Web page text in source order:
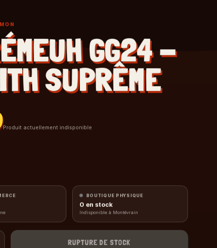
GG24 -
SUPRÊME
Produit actuellement indisponible
BOUTIQUE PHYSIQUE
0 en stock
Indisponible à Montévrain
RUPTURE DE STOCK